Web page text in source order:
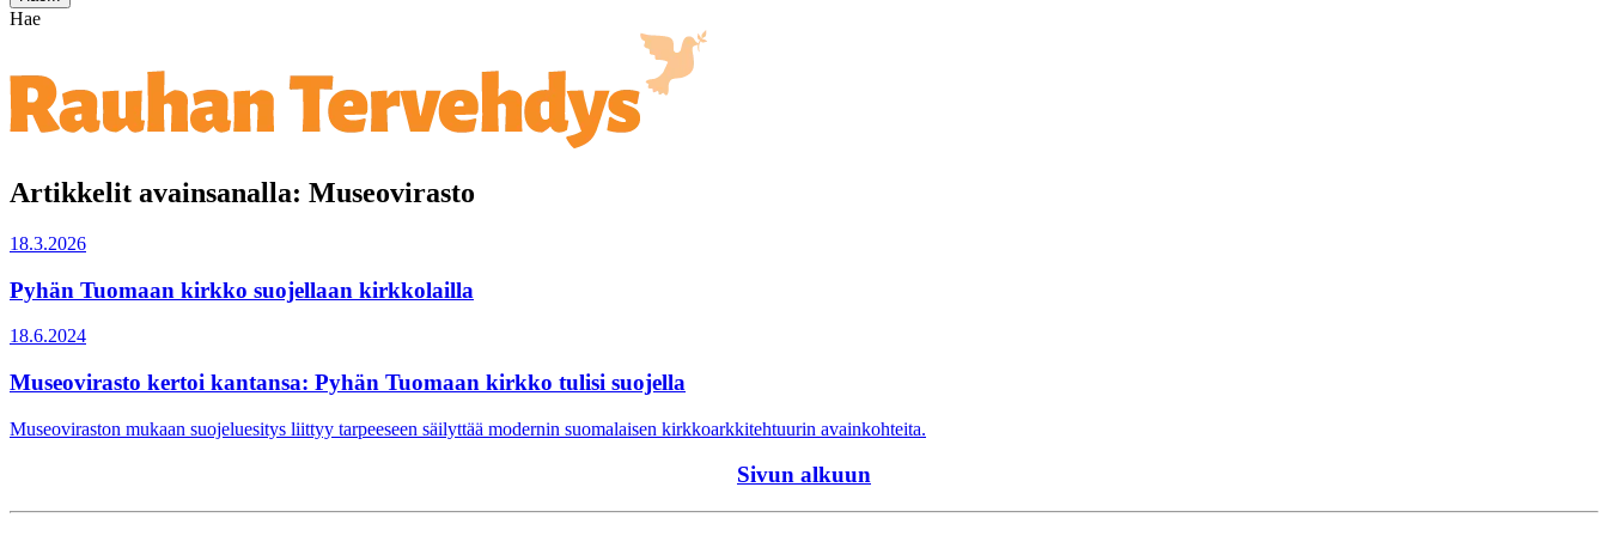
Hae
Artikkelit avainsanalla: Museovirasto
18.3.2026
Pyhän Tuomaan kirkko suojellaan kirkkolailla
18.6.2024
Museovirasto kertoi kantansa: Pyhän Tuomaan kirkko tulisi suojella
Museoviraston mukaan suojeluesitys liittyy tarpeeseen säilyttää modernin suomalaisen kirkkoarkkitehtuurin avainkohteita.
Sivun alkuun